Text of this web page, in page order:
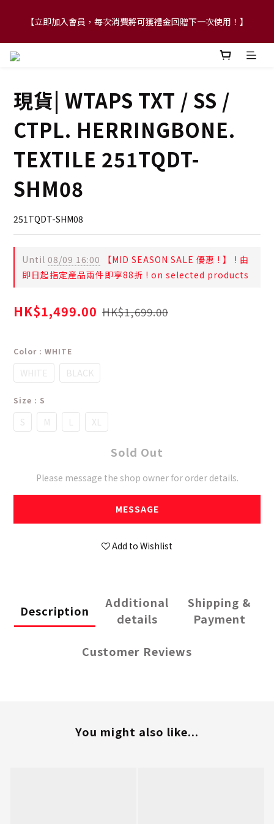
【FLASH SALE 兩件指定現貨產品即享88折】
【立即加入會員，每次消費將可獲禮金回贈下一次使用！】
【FLASH SALE 兩件指定現貨產品即享88折】
現貨| WTAPS TXT / SS /
CTPL. HERRINGBONE.
TEXTILE 251TQDT-
SHM08
251TQDT-SHM08
Until 08/09 16:00 【MID SEASON SALE 優惠 ! 】 ! 由
即日起指定產品兩件即享88折 ! on selected products
HK$1,499.00 HK$1,699.00
Color : WHITE
WHITE BLACK
Size : S
S M L XL
Sold Out
Please message the shop owner for order details.
MESSAGE
Add to Wishlist
Description
Additional
details
Shipping &
Payment
Customer Reviews
You might also like...